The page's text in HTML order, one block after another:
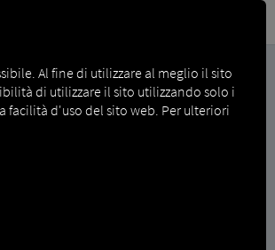
Al fine di utilizzare al meglio il sito
di utilizzare il sito utilizzando solo i
facilità d'uso del sito web. Per ulteriori